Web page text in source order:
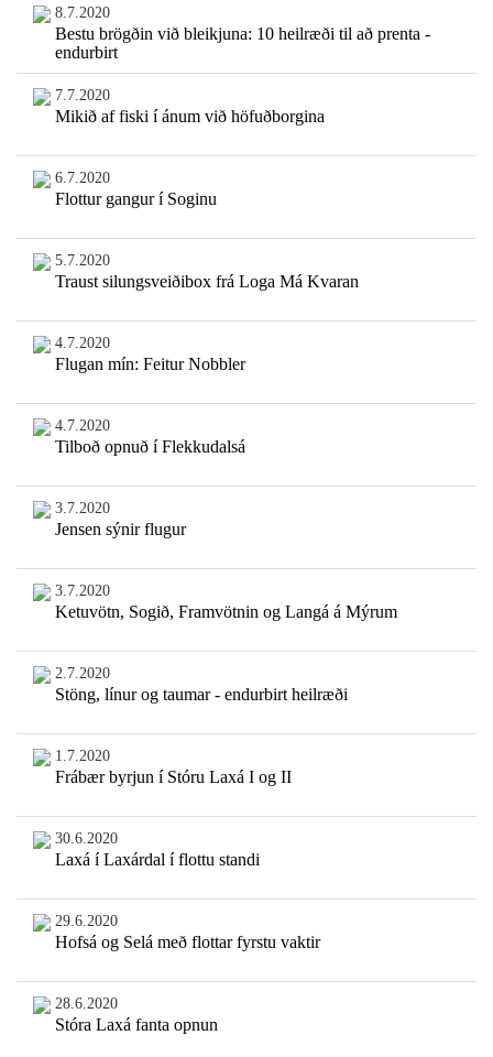
8.7.2020
Bestu brögðin við bleikjuna: 10 heilræði til að prenta -
endurbirt
7.7.2020
Mikið af fiski í ánum við höfuðborgina
6.7.2020
Flottur gangur í Soginu
5.7.2020
Traust silungsveiðibox frá Loga Má Kvaran
4.7.2020
Flugan mín: Feitur Nobbler
4.7.2020
Tilboð opnuð í Flekkudalsá
3.7.2020
Jensen sýnir flugur
3.7.2020
Ketuvötn, Sogið, Framvötnin og Langá á Mýrum
2.7.2020
Stöng, línur og taumar - endurbirt heilræði
1.7.2020
Frábær byrjun í Stóru Laxá I og II
30.6.2020
Laxá í Laxárdal í flottu standi
29.6.2020
Hofsá og Selá með flottar fyrstu vaktir
28.6.2020
Stóra Laxá fanta opnun